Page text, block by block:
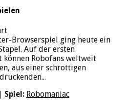
Browserspiel ging heute ein
Auf der ersten
Robofans weltweit
aus einer schrottigen
| Spiel: Robomaniac